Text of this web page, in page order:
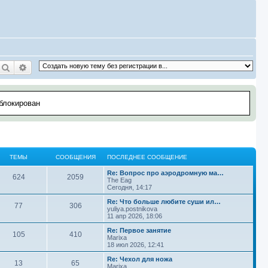
Поиск Расширенный поиск
ТЕМЫ СООБЩЕНИЯ ПОСЛЕДНЕЕ СООБЩЕНИЕ
624Т
ы
2059
б
е
П
о
с
л
е
д
н
е
е
с
о
о
б
щ
Re: Вопрос про аэродромную ма…
The Eag
Сегодня, 14:17
77
м
ы
306С
о
б
П
о
с
л
е
д
н
е
е
с
Re: Что больше любите суши ил…
yuliya.postnikova
11 апр 2026, 18:06
105Т
410С
П
о
с
л
е
д
Re: Первое занятие
Marixa
18 июл 2026, 12:41
13 65
П
о
Re: Чехол для ножа
Marixa